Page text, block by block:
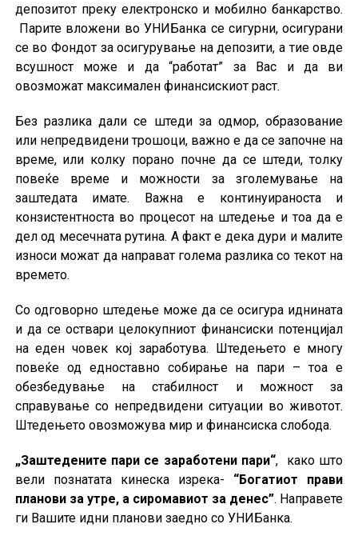
депозитот преку електронско и мобилно банкарство.
Парите вложени во УНИБанка се сигурни, осигурани
се во Фондот за осигурување на депозити, а тие овде
всушност може и да “работат” за Вас и да ви
овозможат максимален финансискиот раст.
Без разлика дали се штеди за одмор, образование
или непредвидени трошоци, важно е да се започне на
време, или колку порано почне да се штеди, толку
повеќе време и можности за зголемување на
заштедата имате. Важна е континуираноста и
конзистентноста во процесот на штедење и тоа да е
дел од месечната рутина. А факт е дека дури и малите
износи можат да направат голема разлика со текот на
времето.
Со одговорно штедење може да се осигура иднината
и да се оствари целокупниот финансиски потенцијал
на еден човек кој заработува. Штедењето е многу
повеќе од едноставно собирање на пари – тоа е
обезбедување на стабилност и можност за
справување со непредвидени ситуации во животот.
Штедењето овозможува мир и финансиска слобода.
„Заштедените пари се заработени пари“, како што
вели познатата кинеска изрека- “Богатиот прави
планови за утре, а сиромавиот за денес”. Направете
ги Вашите идни планови заедно со УНИБанка.